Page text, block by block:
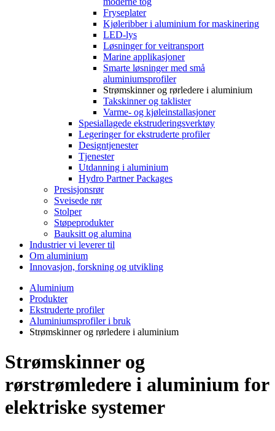
Fryseplater
Kjøleribber i aluminium for maskinering
LED-lys
Løsninger for veitransport
Marine applikasjoner
Smarte løsninger med små
aluminiumsprofiler
Strømskinner og rørledere i aluminium
Takskinner og taklister
Varme- og kjøleinstallasjoner
Spesiallagede ekstruderingsverktøy
Legeringer for ekstruderte profiler
Designtjenester
Tjenester
Utdanning i aluminium
Hydro Partner Packages
Presisjonsrør
Sveisede rør
Stolper
Støpeprodukter
Bauksitt og alumina
Industrier vi leverer til
Om aluminium
Innovasjon, forskning og utvikling
Aluminium
Produkter
Ekstruderte profiler
Aluminiumsprofiler i bruk
Strømskinner og rørledere i aluminium
Strømskinner og
rørstrømledere i aluminium for
elektriske systemer